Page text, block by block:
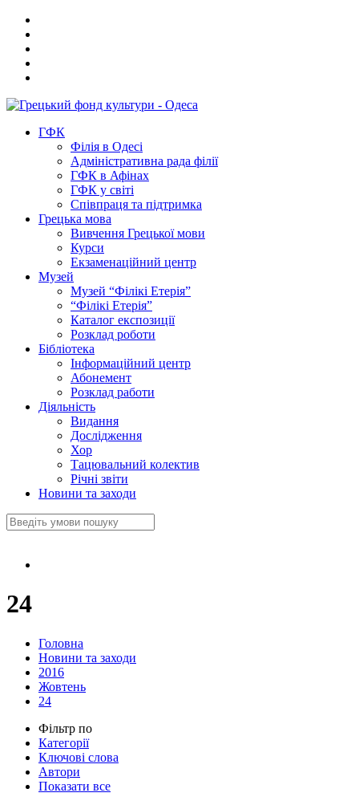
ГФК
Філія в Одесі
Адміністративна рада філії
ГФК в Афінах
ГФК у світі
Співпраця та підтримка
Грецька мова
Вивчення Грецької мови
Курси
Екзаменаційний центр
Музей
Музей “Філікі Етерія”
“Філікі Етерія”
Каталог експозиції
Розклад роботи
Бібліотека
Інформаційний центр
Абонемент
Розклад работи
Діяльність
Видання
Дослідження
Хор
Тацювальний колектив
Річні звіти
Новини та заходи
24
Головна
Новини та заходи
2016
Жовтень
24
Фільтр по
Категорії
Ключові слова
Автори
Показати все